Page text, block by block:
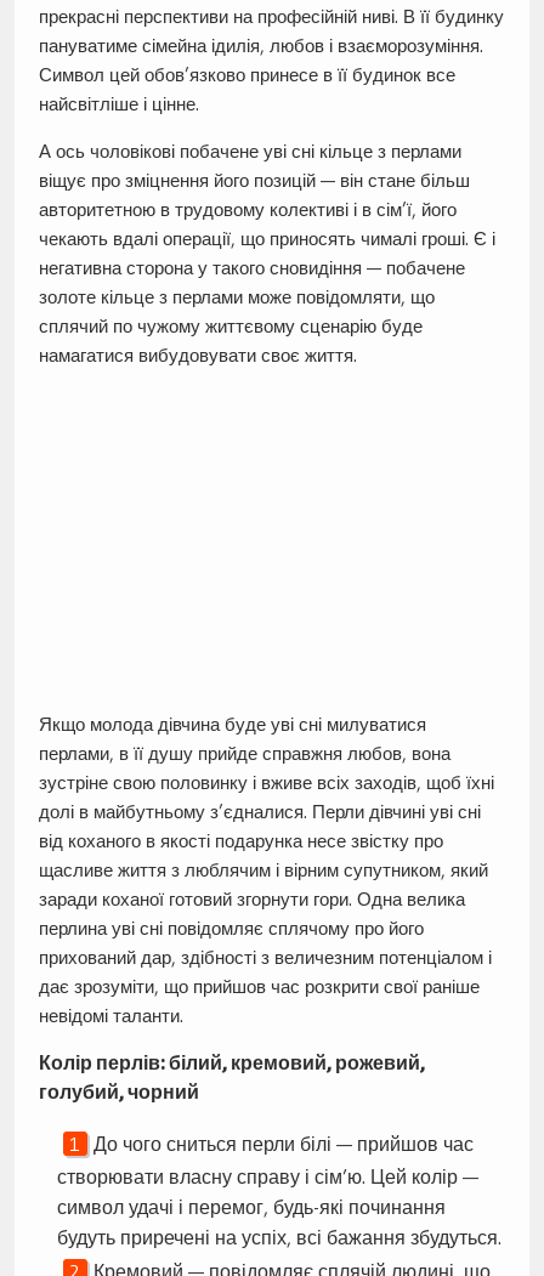
прекрасні перспективи на професійній ниві. В її будинку
пануватиме сімейна ідилія, любов і взаєморозуміння.
Символ цей обов’язково принесе в її будинок все
найсвітліше і цінне.
А ось чоловікові побачене уві сні кільце з перлами
віщує про зміцнення його позицій — він стане більш
авторитетною в трудовому колективі і в сім’ї, його
чекають вдалі операції, що приносять чималі гроші. Є і
негативна сторона у такого сновидіння — побачене
золоте кільце з перлами може повідомляти, що
сплячий по чужому життєвому сценарію буде
намагатися вибудовувати своє життя.
Якщо молода дівчина буде уві сні милуватися
перлами, в її душу прийде справжня любов, вона
зустріне свою половинку і вживе всіх заходів, щоб їхні
долі в майбутньому з’єдналися. Перли дівчині уві сні
від коханого в якості подарунка несе звістку про
щасливе життя з люблячим і вірним супутником, який
заради коханої готовий згорнути гори. Одна велика
перлина уві сні повідомляє сплячому про його
прихований дар, здібності з величезним потенціалом і
дає зрозуміти, що прийшов час розкрити свої раніше
невідомі таланти.
Колір перлів: білий, кремовий, рожевий,
голубий, чорний
До чого сниться перли білі — прийшов час
створювати власну справу і сім’ю. Цей колір —
символ удачі і перемог, будь-які починання
будуть приречені на успіх, всі бажання збудуться.
Кремовий — повідомляє сплячій людині, що